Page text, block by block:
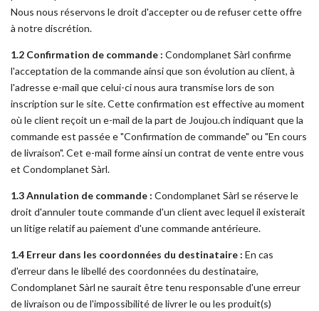
Nous nous réservons le droit d'accepter ou de refuser cette offre
à notre discrétion.
1.2 Confirmation de commande : Condomplanet Sàrl confirme
l'acceptation de la commande ainsi que son évolution au client, à
l'adresse e-mail que celui-ci nous aura transmise lors de son
inscription sur le site. Cette confirmation est effective au moment
où le client reçoit un e-mail de la part de Joujou.ch indiquant que la
commande est passée e "Confirmation de commande" ou "En cours
de livraison". Cet e-mail forme ainsi un contrat de vente entre vous
et Condomplanet Sàrl.
1.3 Annulation de commande : Condomplanet Sàrl se réserve le
droit d'annuler toute commande d'un client avec lequel il existerait
un litige relatif au paiement d'une commande antérieure.
1.4 Erreur dans les coordonnées du destinataire : En cas
d'erreur dans le libellé des coordonnées du destinataire,
Condomplanet Sàrl ne saurait être tenu responsable d'une erreur
de livraison ou de l'impossibilité de livrer le ou les produit(s)